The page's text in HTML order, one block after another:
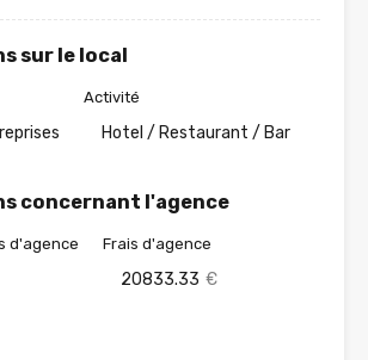
sur le local
Activité
Hotel / Restaurant / Bar
concernant l'agence
d'agence Frais d'agence
20833.33 €